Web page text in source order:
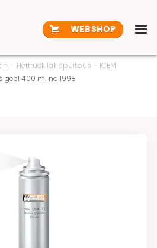
WEBSHOP
Heftruck lak spuitbus
ICEM
geel 400 ml na 1998